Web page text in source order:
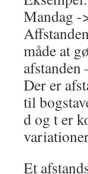
Mandag -
måde at
Der er
til
d og t er
Et